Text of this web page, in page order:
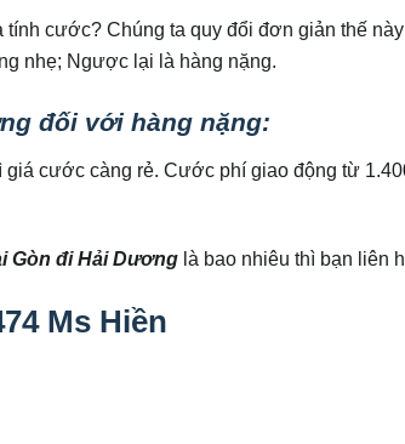
cước? Chúng ta quy đổi đơn giản thế
nhẹ; Ngược lại là hàng nặng.
đối với hàng nặng:
cước càng rẻ. Cước phí giao động từ
Gòn đi Hải Dương là bao nhiêu thì bạn liên
Ms Hiền